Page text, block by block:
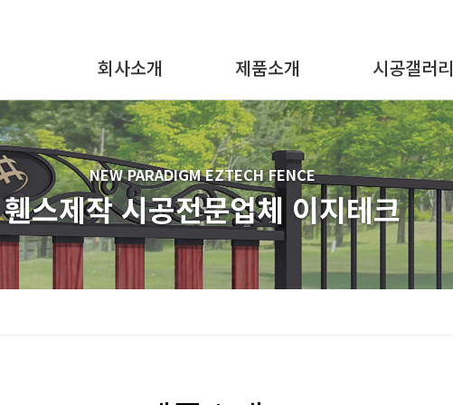
회사소개 제품소개 시공갤러리
NEW PARADIGM EZTECH FENCE
휀스제작 시공전문업체 이지테크